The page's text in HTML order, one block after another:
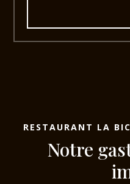
RESTAURANT LA
Notre